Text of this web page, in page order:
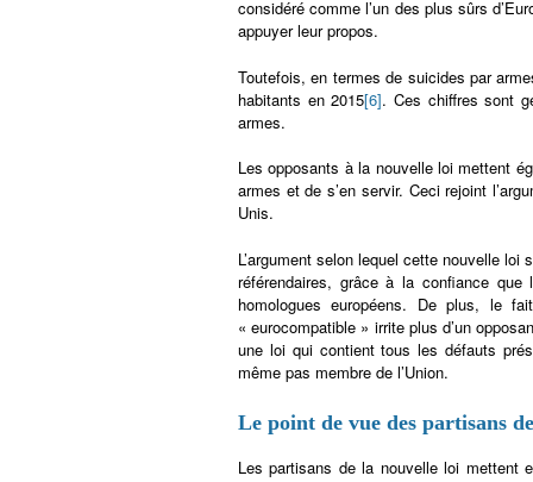
considéré comme l’un des plus sûrs
appuyer leur propos.
Toutefois, en termes de suicides par
habitants en 2015[6]. Ces chiffres sont
armes.
Les opposants à la nouvelle loi mettent
armes et de s’en servir. Ceci rejoint
Unis.
L’argument selon lequel cette nouvelle
référendaires, grâce à la confiance
homologues européens. De plus, le
« eurocompatible » irrite plus d’un
une loi qui contient tous les défauts
même pas membre de l’Union.
Le point de vue des partisans
Les partisans de la nouvelle loi mettent